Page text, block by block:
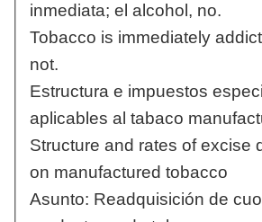
inmediata; el alcohol, no.
Tobacco is immediately
not.
Estructura e impuestos
aplicables al tabaco
Structure and rates of excise
on manufactured tobacco
Asunto: Readquisición de